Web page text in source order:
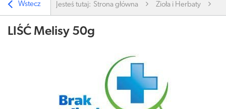
Wstecz Jesteś tutaj: Strona główna Zioła i Herbaty
LIŚĆ Melisy 50g